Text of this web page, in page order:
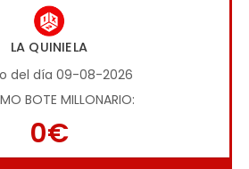
LA QUINIELA
del día 09-08-2026
BOTE MILLONARIO:
0€